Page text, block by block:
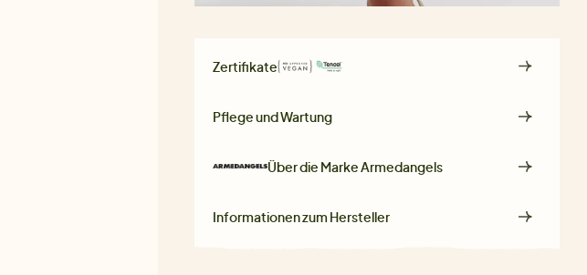
Zertifikate
Pflege und Wartung
Über die Marke Armedangels
Informationen zum Hersteller